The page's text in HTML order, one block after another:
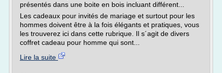
présentés dans une boite en bois incluant différent...
Les cadeaux pour invités de mariage et surtout pour les
hommes doivent être à la fois élégants et pratiques, vous
les trouverez ici dans cette rubrique. Il s´agit de divers
coffret cadeau pour homme qui sont...
Lire la suite